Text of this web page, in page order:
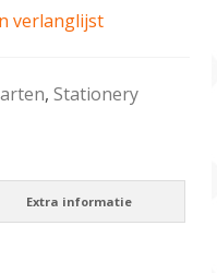
verlanglijst
, Stationery
Extra informatie